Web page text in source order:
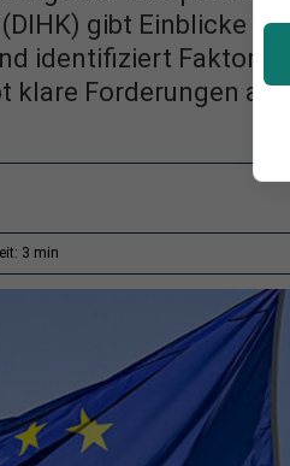
gibt Einblicke
identifiziert
klare Forderungen an
3 min